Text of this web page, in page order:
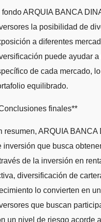
fondo ARQUIA BANCA
la posibilidad de
a diferentes
puede ayudar
de cada mercado,
equilibrado.
finales**
resumen, ARQUIA
inversión que busca
de la inversión en
diversificación de
lo convierten en
que buscan
un nivel de riesgo acorde